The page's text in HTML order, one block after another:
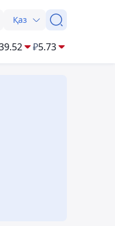
Қаз
₽5.73